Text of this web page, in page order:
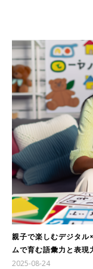
親子で楽しむデジタル
ムで育む語彙力と表現
2025-08-24